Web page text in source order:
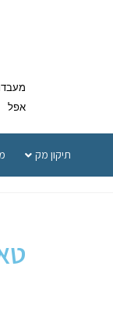
אפל
תיקון מק